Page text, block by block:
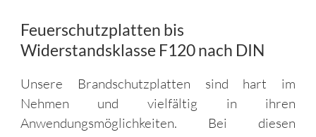
Feuerschutzplatten bis
Widerstandsklasse F120 nach DIN
Unsere Brandschutzplatten sind hart im
Nehmen und vielfältig in ihren
Anwendungsmöglichkeiten. Bei diesen